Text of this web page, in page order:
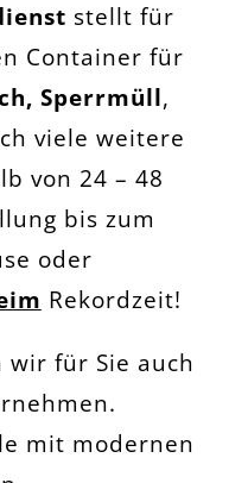
stellt für
Container für
Sperrmüll,
viele weitere
von 24 – 48
bis zum
oder
Rekordzeit!
wir für Sie auch
mit modernen